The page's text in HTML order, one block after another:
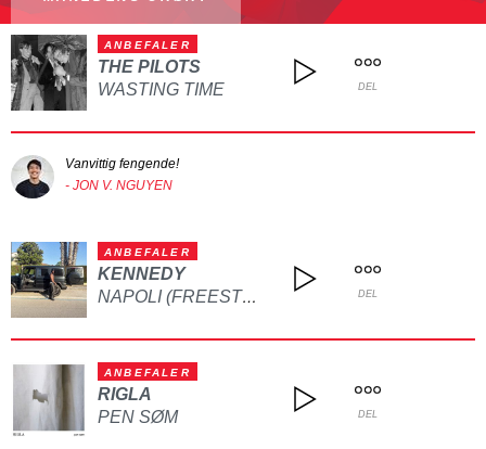
ANBEFALER
THE PILOTS
WASTING TIME
DEL
Vanvittig fengende!
- JON V. NGUYEN
ANBEFALER
KENNEDY
NAPOLI (FREESTYLE) DEL
ANBEFALER
RIGLA
PEN SØM
DEL